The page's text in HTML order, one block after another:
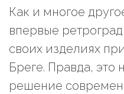
Как и многое
впервые
своих изделиях
Бреге. Правда, это
решение